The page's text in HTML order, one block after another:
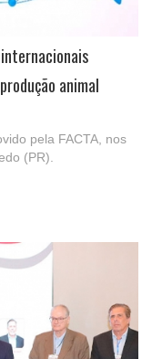
animal
pela FACTA, nos
(PR).